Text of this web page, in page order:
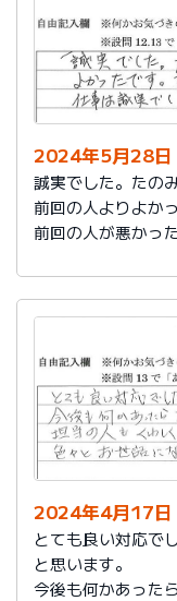
2024年5月28日
誠実でした。たの
前回の人よりよか
前回の人が悪かっ
2024年4月17日
とても良い対応で
と思います。
今後も何かあった